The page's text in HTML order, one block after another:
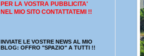
PER LA VOSTRA PUBBLICITA'
NEL MIO SITO CONTATTATEMI !!
INVIATE LE VOSTRE NEWS AL MIO
BLOG: OFFRO "SPAZIO" A TUTTI !!